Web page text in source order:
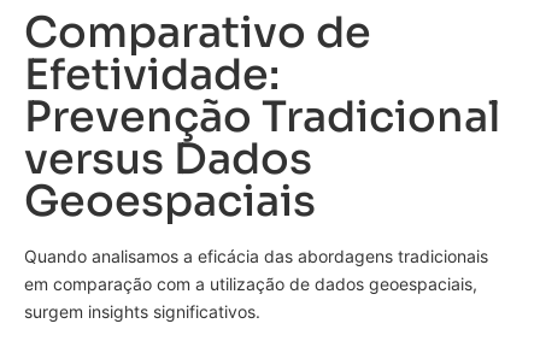
Comparativo de
Efetividade:
Prevenção Tradicional
versus Dados
Geoespaciais
Quando analisamos a eficácia das abordagens tradicionais
em comparação com a utilização de dados geoespaciais,
surgem insights significativos.